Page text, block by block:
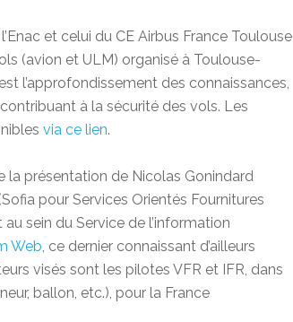
et celui du CE Airbus France Toulouse
(avion et ULM) organisé à Toulouse-
l’approfondissement des connaissances,
à la sécurité des vols. Les
via ce lien.
la présentation de Nicolas Gonindard
pour Services Orientés Fournitures
sein du Service de l’information
Web, ce dernier connaissant d’ailleurs
visés sont les pilotes VFR et IFR, dans
ballon, etc.), pour la France